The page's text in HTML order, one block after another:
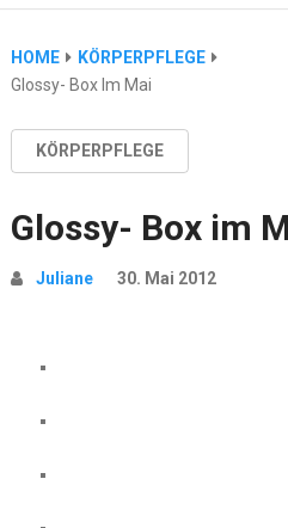
HOME
KÖRPERPFLEGE
Glossy- Box Im Mai
KÖRPERPFLEGE
Glossy- Box im
Juliane 30. Mai 2012